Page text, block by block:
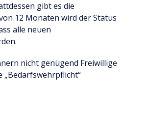
gibt es die
12 Monaten wird der Status
alle neuen
nicht genügend Freiwillige
„Bedarfswehrpflicht“